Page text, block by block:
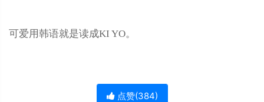
可爱用韩语就是读成KI YO。
点赞(384)